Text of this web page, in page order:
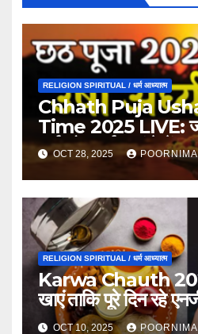
RELIGION SPIRITUAL / धर्म आध्यात्म
Chhath Puja
Time 2025 LIVE:
सूर्य को अर्घ्य, यहां देखें
टाइमिंग
OCT 28, 2025
RELIGION SPIRITUAL / धर्म आध्यात्म
Karwa Chauth
खाएं ताकि पूरे दिन रहे
OCT 10, 2025